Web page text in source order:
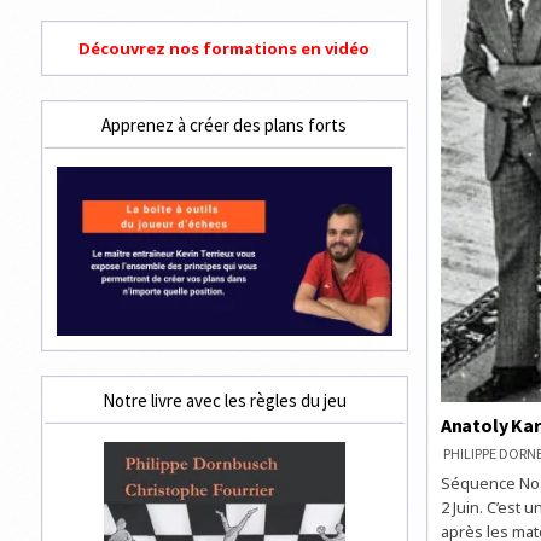
Anatoly
PHILIPPE
Séquence
2 Juin. C’est
après les
Découvrez nos formations en vidéo
Apprenez à créer des plans forts
Notre livre avec les règles du jeu